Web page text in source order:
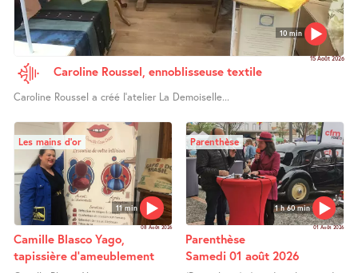
10 min
15 Août 2026
Caroline Roussel, ennoblisseuse textile
Caroline Roussel a créé l’atelier La Demoiselle...
11 min
Les mains d’or
08 Août 2026
Camille Blasco Yago,
tapissière d’ameublement
1 h 60 min
Parenthèse
01 Août 2026
Parenthèse
Samedi 01 août 2026